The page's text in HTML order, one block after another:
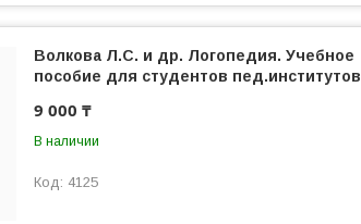
Волкова Л.С. и др. Логопедия. Учебное
пособие для студентов пед.институтов
9 000 ₸
В наличии
4125